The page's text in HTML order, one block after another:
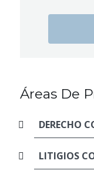
Áreas De
DERECHO
LITIGIOS